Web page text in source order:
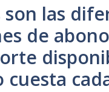
son las
de abono
cuesta